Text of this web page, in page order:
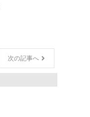
次の記事へ